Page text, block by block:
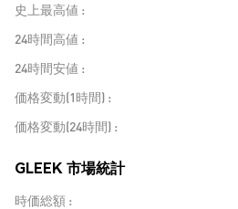
史上最高値
24時間高値
24時間安値
価格変動(1時間)
価格変動(24時間)
GLEEK 市場統計
時価総額